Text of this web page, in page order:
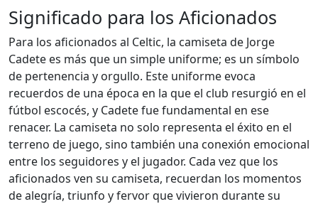
Significado para los Aficionados
Para los aficionados al Celtic, la camiseta de Jorge
Cadete es más que un simple uniforme; es un símbolo
de pertenencia y orgullo. Este uniforme evoca
recuerdos de una época en la que el club resurgió en el
fútbol escocés, y Cadete fue fundamental en ese
renacer. La camiseta no solo representa el éxito en el
terreno de juego, sino también una conexión emocional
entre los seguidores y el jugador. Cada vez que los
aficionados ven su camiseta, recuerdan los momentos
de alegría, triunfo y fervor que vivieron durante su